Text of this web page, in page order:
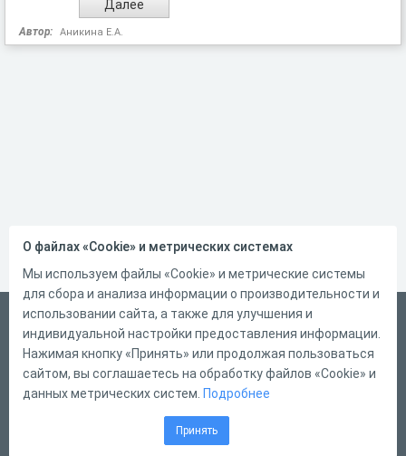
Автор: Аникина Е.А.
Русский
Справка
Форма обратной связи
О файлах «Cookie» и метрических системах
Мы используем файлы «Cookie» и метрические системы
для сбора и анализа информации о производительности и
использовании сайта, а также для улучшения и
индивидуальной настройки предоставления информации.
Нажимая кнопку «Принять» или продолжая пользоваться
сайтом, вы соглашаетесь на обработку файлов «Cookie» и
данных метрических систем. Подробнее
Принять